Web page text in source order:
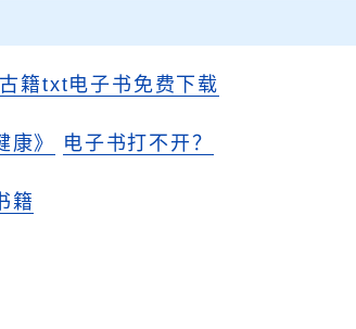
籍txt电子书免费下载
康》 电子书打不开？
籍